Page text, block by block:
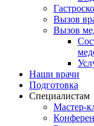
Вызов
Вызов
Наши врачи
Подготовка
Специалистам
Мастер-